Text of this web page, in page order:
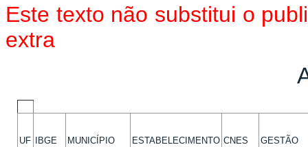
Este texto não substitui o
extra
UF IBGE MUNICÍPIO ESTABELECIMENTO CNES GESTÃO